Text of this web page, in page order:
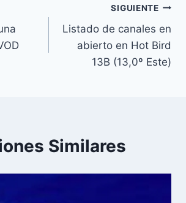
SIGUIENTE
Listado de canales en
abierto en Hot Bird
13B (13,0º Este)
Similares